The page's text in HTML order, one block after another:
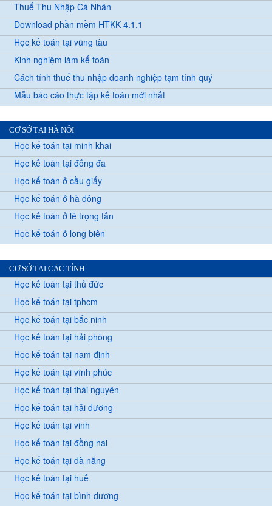
Thuế Thu Nhập Cá Nhân
Download phần mềm HTKK 4.1.1
Học kế toán tại vũng tàu
Kinh nghiệm làm kế toán
Cách tính thuế thu nhập doanh nghiệp tạm tính quý
Mẫu báo cáo thực tập kế toán mới nhất
CƠ SỞ TẠI HÀ NỘI
Học kế toán tại minh khai
Học kế toán tại đống đa
Học kế toán ở cầu giấy
Học kế toán ở hà đông
Học kế toán ở lê trọng tấn
Học kế toán ở long biên
CƠ SỞ TẠI CÁC TỈNH
Học kế toán tại thủ đức
Học kế toán tại tphcm
Học kế toán tại bắc ninh
Học kế toán tại hải phòng
Học kế toán tại nam định
Học kế toán tại vĩnh phúc
Học kế toán tại thái nguyên
Học kế toán tại hải dương
Học kế toán tại vinh
Học kế toán tại đồng nai
Học kế toán tại đà nẵng
Học kế toán tại huế
Học kế toán tại bình dương